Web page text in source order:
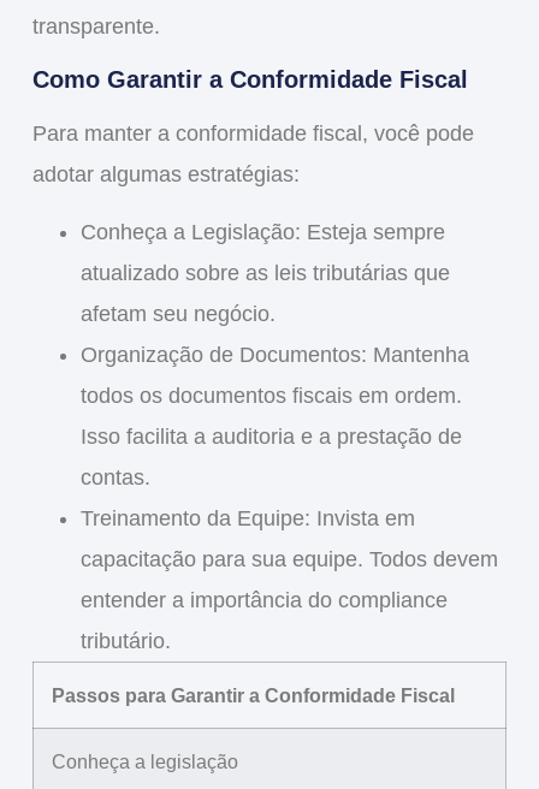
transparente.
Como Garantir a Conformidade Fiscal
Para manter a conformidade fiscal, você pode
adotar algumas estratégias:
Conheça a Legislação: Esteja sempre
atualizado sobre as leis tributárias que
afetam seu negócio.
Organização de Documentos: Mantenha
todos os documentos fiscais em ordem.
Isso facilita a auditoria e a prestação de
contas.
Treinamento da Equipe: Invista em
capacitação para sua equipe. Todos devem
entender a importância do compliance
tributário.
Passos para Garantir a Conformidade Fiscal
Conheça a legislação